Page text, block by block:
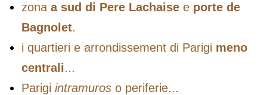
zona a sud di Pere Lachaise e porte de
Bagnolet.
i quartieri e arrondissement di Parigi meno
centrali...
Parigi intramuros o periferie...